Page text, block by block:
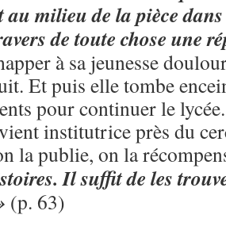
au milieu de la pièce
de toute chose une
à sa jeunesse
Et puis elle tombe
pour continuer le
institutrice près du
la publie, on la
Il suffit de les
(p. 63)